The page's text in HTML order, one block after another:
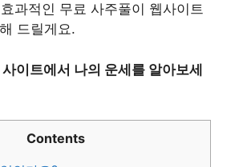
과적인 무료 사주풀이 웹사이트
드릴게요.
이트에서 나의 운세를 알아보세
Contents